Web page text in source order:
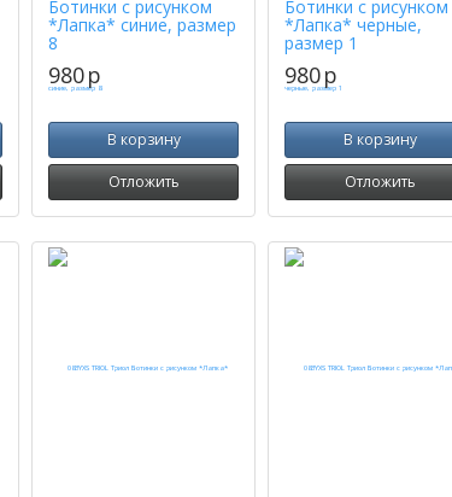
Ботинки с рисунком
*Лапка* синие, размер
8
980p
В корзину
Отложить
Ботинки с рисунком
*Лапка* черные,
размер 1
980p
В корзину
Отложить